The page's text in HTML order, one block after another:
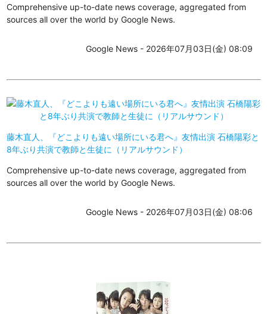
Comprehensive up-to-date news coverage, aggregated from
sources all over the world by Google News.
Google News - 2026年07月03日(金) 08:09
藤木直人、『どこよりも遠い場所にいる君へ』友情出演 石橋陽彩と
8年ぶり共演で教師と生徒に（リアルサウンド）
Comprehensive up-to-date news coverage, aggregated from
sources all over the world by Google News.
Google News - 2026年07月03日(金) 08:06